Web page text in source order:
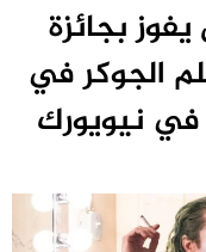
بجائزة
الجوكر في
في نيويورك